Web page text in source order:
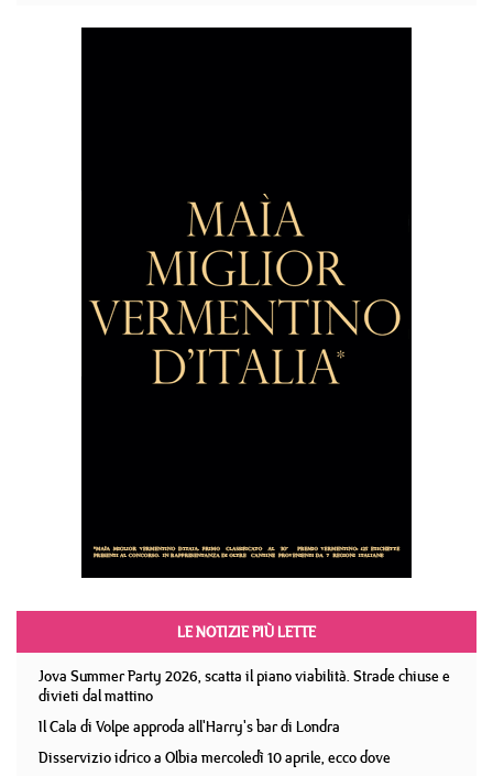
LE NOTIZIE PIÙ LETTE
Jova Summer Party 2026, scatta il piano viabilità. Strade chiuse e
divieti dal mattino
Il Cala di Volpe approda all'Harry's bar di Londra
Disservizio idrico a Olbia mercoledì 10 aprile, ecco dove